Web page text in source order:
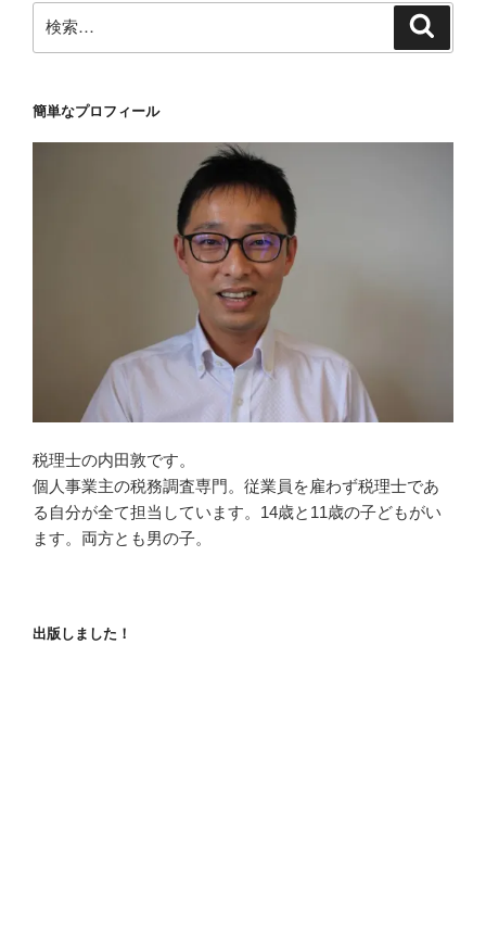
索:
簡単なプロフィール
税理士の内田敦です。
個人事業主の税務調査専門。従業員を雇わず税理士であ
る自分が全て担当しています。14歳と11歳の子どもがい
ます。両方とも男の子。
出版しました！